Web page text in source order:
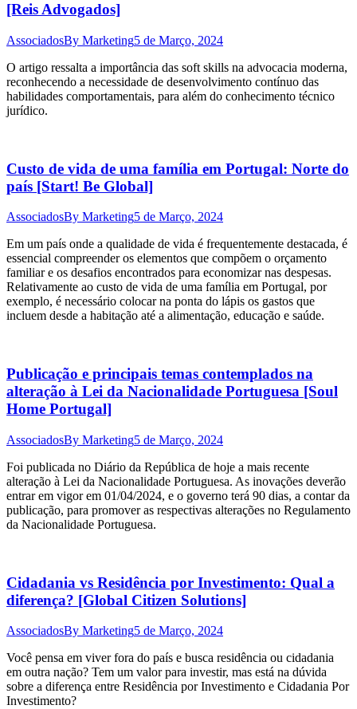
[Reis Advogados]
AssociadosBy Marketing5 de Março, 2024
O artigo ressalta a importância das soft skills na advocacia moderna,
reconhecendo a necessidade de desenvolvimento contínuo das
habilidades comportamentais, para além do conhecimento técnico
jurídico.
Custo de vida de uma família em Portugal: Norte do
país [Start! Be Global]
AssociadosBy Marketing5 de Março, 2024
Em um país onde a qualidade de vida é frequentemente destacada, é
essencial compreender os elementos que compõem o orçamento
familiar e os desafios encontrados para economizar nas despesas.
Relativamente ao custo de vida de uma família em Portugal, por
exemplo, é necessário colocar na ponta do lápis os gastos que
incluem desde a habitação até a alimentação, educação e saúde.
Publicação e principais temas contemplados na
alteração à Lei da Nacionalidade Portuguesa [Soul
Home Portugal]
AssociadosBy Marketing5 de Março, 2024
Foi publicada no Diário da República de hoje a mais recente
alteração à Lei da Nacionalidade Portuguesa. As inovações deverão
entrar em vigor em 01/04/2024, e o governo terá 90 dias, a contar da
publicação, para promover as respectivas alterações no Regulamento
da Nacionalidade Portuguesa.
Cidadania vs Residência por Investimento: Qual a
diferença? [Global Citizen Solutions]
AssociadosBy Marketing5 de Março, 2024
Você pensa em viver fora do país e busca residência ou cidadania
em outra nação? Tem um valor para investir, mas está na dúvida
sobre a diferença entre Residência por Investimento e Cidadania Por
Investimento?